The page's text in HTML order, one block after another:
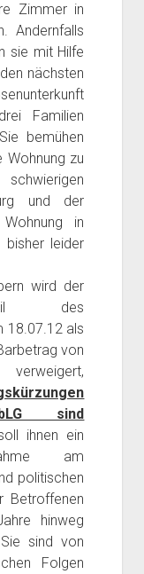
Zimmer in
Andernfalls
sie mit Hilfe
nächsten
Familien
bemühen
Wohnung zu
und der
in
bisher leider
wird der
des
18.07.12 als
von
sind
ihnen ein
am
politischen
Betroffenen
hinweg
sind von
Folgen